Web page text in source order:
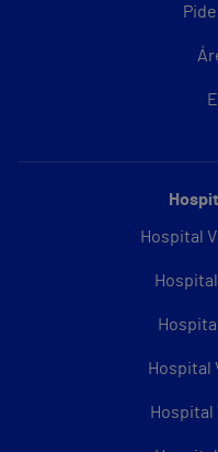
Hospital
Hospital
Hospital